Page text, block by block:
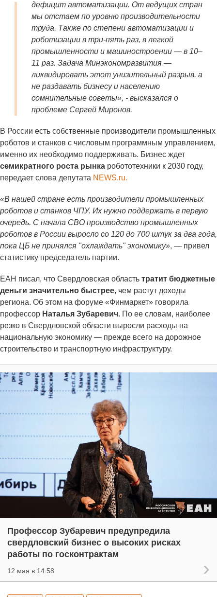
дефицит автоматизации. От ведущих стран
мы отстаем по уровню производительности
труда. Также по степени автоматизации и
роботизации в три-пять раз, в легкой
промышленности и машиностроении — в 10–
11 раз. Задача Минэкономразвития —
ликвидировать этот унизительный разрыв, а
не раздавать бизнесу и населению
сомнительные советы», - высказался о
проблеме Сергей Миронов.
В России есть собственные производители промышленных
роботов и станков с числовым программным управлением,
именно их необходимо поддерживать. Бизнес ждет
семикратного роста рынка робототехники к 2030 году,
передает слова депутата NEWS.ru.
«В нашей стране есть производители промышленных
роботов и станков ЧПУ. Их нужно поддержать в первую
очередь. С начала СВО производство промышленных
роботов в России выросло со 120 до 700 штук за два года,
пока ЦБ не принялся "охлаждать" экономику», — привел
статистику председатель партии.
ЕАН писал, что Свердловская область тратит бюджетные
деньги значительно быстрее, чем растут доходы
региона. Об этом на форуме «Финмаркет» говорила
профессор Наталья Зубаревич. По ее словам, наиболее
резко в Свердловской области выросли расходы на
национальную экономику — прежде всего на дорожное
строительство и транспортную инфраструктуру.
Профессор Зубаревич предупредила
свердловский бизнес о высоких рисках
работы по госконтрактам
12 мая в 14:58